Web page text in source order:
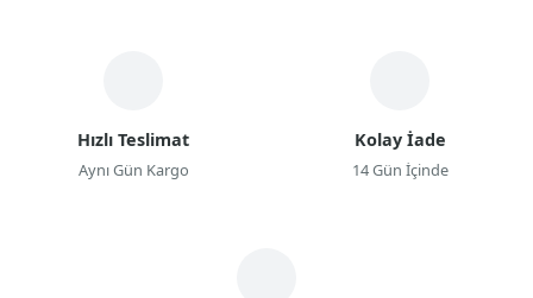
Hızlı Teslimat
Aynı Gün Kargo
Kolay İade
14 Gün İçinde